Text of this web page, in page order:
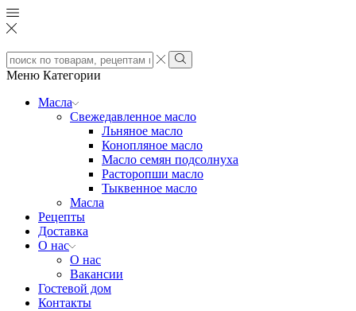
Search
input
Search
Меню Категории
Масла
Свежедавленное масло
Льняное масло
Конопляное масло
Масло семян подсолнуха
Расторопши масло
Тыквенное масло
Масла
Рецепты
Доставка
О нас
О нас
Вакансии
Гостевой дом
Контакты